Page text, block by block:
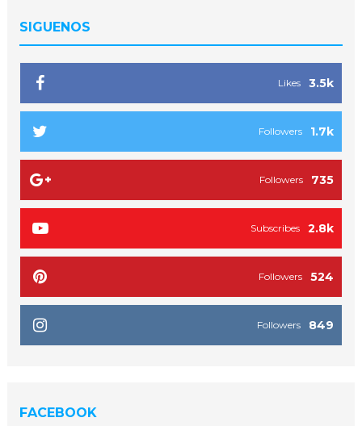
SIGUENOS
3.5k
Likes
1.7k
Followers
735
Followers
2.8k
Subscribes
524
Followers
849
Followers
FACEBOOK